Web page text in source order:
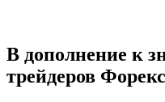
В дополнение к
трейдеров Форекс